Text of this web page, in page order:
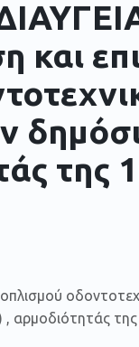
και
της
της